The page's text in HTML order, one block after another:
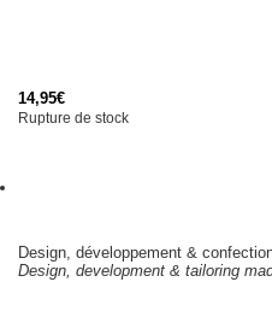
14,95€
Rupture de stock
Design, développement &
Design, development & tailoring